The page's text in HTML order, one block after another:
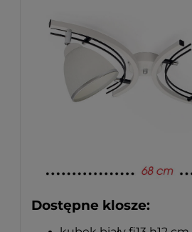
Dostępne klosze: